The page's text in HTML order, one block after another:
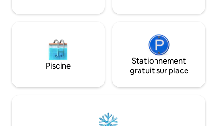
jacuzzi privé ou dirigez-vous vers le
Piscine
Stationnement
gratuit sur place